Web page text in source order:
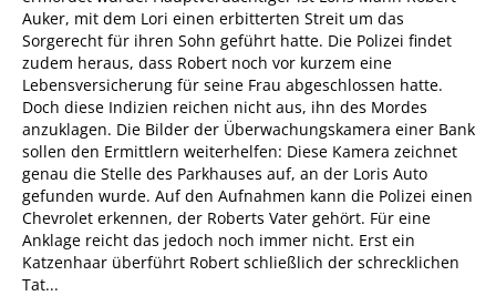
Auker, mit dem Lori einen erbitterten Streit um das
Sorgerecht für ihren Sohn geführt hatte. Die Polizei findet
zudem heraus, dass Robert noch vor kurzem eine
Lebensversicherung für seine Frau abgeschlossen hatte.
Doch diese Indizien reichen nicht aus, ihn des Mordes
anzuklagen. Die Bilder der Überwachungskamera einer Bank
sollen den Ermittlern weiterhelfen: Diese Kamera zeichnet
genau die Stelle des Parkhauses auf, an der Loris Auto
gefunden wurde. Auf den Aufnahmen kann die Polizei einen
Chevrolet erkennen, der Roberts Vater gehört. Für eine
Anklage reicht das jedoch noch immer nicht. Erst ein
Katzenhaar überführt Robert schließlich der schrecklichen
Tat...